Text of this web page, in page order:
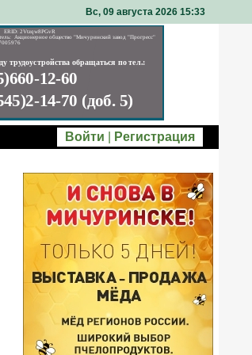
Вс, 09 августа 2026 15 33
Войти Регистрация